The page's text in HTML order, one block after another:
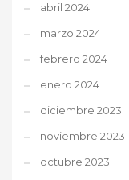
abril 2024
marzo 2024
febrero 2024
enero 2024
diciembre 2023
noviembre 2023
octubre 2023